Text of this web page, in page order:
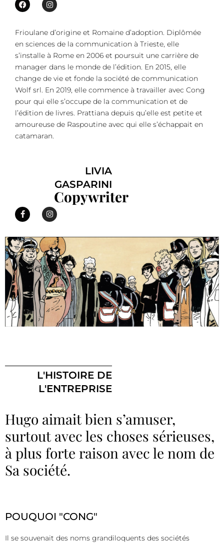
Frioulane d’origine et Romaine d’adoption. Diplômée
en sciences de la communication à Trieste, elle
s’installe à Rome en 2006 et poursuit une carrière de
manager dans le monde de l’édition. En 2015, elle
change de vie et fonde la société de communication
Wolf srl. En 2019, elle commence à travailler avec Cong
pour qui elle s’occupe de la communication et de
l’édition de livres. Prattiana depuis qu’elle est petite et
amoureuse de Raspoutine avec qui elle s’échappait en
catamaran.
LIVIA
GASPARINI
Copywriter
L'HISTOIRE DE
L'ENTREPRISE
Hugo aimait bien s’amuser,
surtout avec les choses sérieuses,
à plus forte raison avec le nom de
Sa société.
POUQUOI "CONG"
Il se souvenait des noms grandiloquents des sociétés